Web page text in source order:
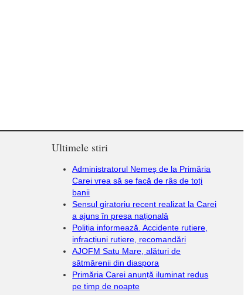
Ultimele stiri
Administratorul Nemeș de la Primăria
Carei vrea să se facă de râs de toți
banii
Sensul giratoriu recent realizat la Carei
a ajuns în presa națională
Poliția informează. Accidente rutiere,
infracțiuni rutiere, recomandări
AJOFM Satu Mare, alături de
sătmărenii din diaspora
Primăria Carei anunță iluminat redus
pe timp de noapte